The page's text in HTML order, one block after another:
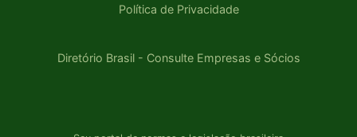
Política de Privacidade
Diretório Brasil - Consulte Empresas e Sócios